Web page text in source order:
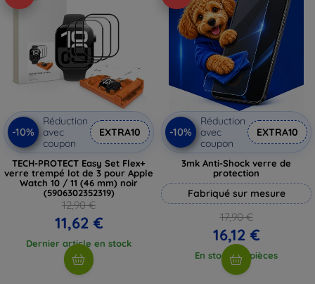
-10%
Réduction
avec
coupon
EXTRA10
TECH-PROTECT Easy Set Flex+
verre trempé lot de 3 pour Apple
Watch 10 / 11 (46 mm) noir
(5906302352319)
12,90 €
11,62 €
Dernier article en stock
-10%
Réduction
avec
coupon
EXTRA10
3mk Anti-Shock verre de
protection
Fabriqué sur mesure
17,90 €
16,12 €
En stock > 5 pièces